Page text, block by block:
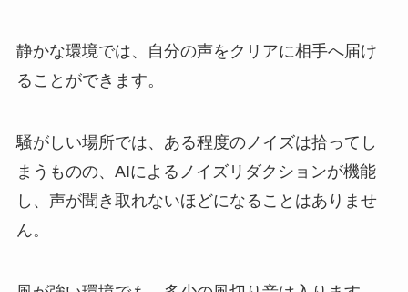
静かな環境では、自分の声をクリアに相手へ届け
ることができます。
騒がしい場所では、ある程度のノイズは拾ってし
まうものの、AIによるノイズリダクションが機能
し、声が聞き取れないほどになることはありませ
ん。